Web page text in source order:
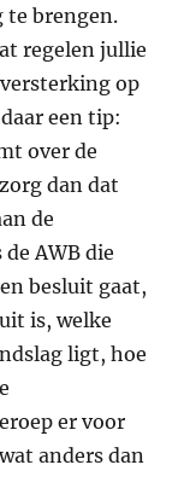
te brengen.
regelen jullie
versterking op
een tip:
over de
dan dat
de
AWB die
besluit gaat,
is, welke
ligt, hoe
er voor
anders dan